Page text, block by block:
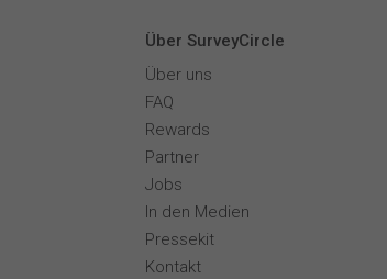
Über SurveyCircle
Über uns
FAQ
Rewards
Partner
Jobs
In den Medien
Pressekit
Kontakt